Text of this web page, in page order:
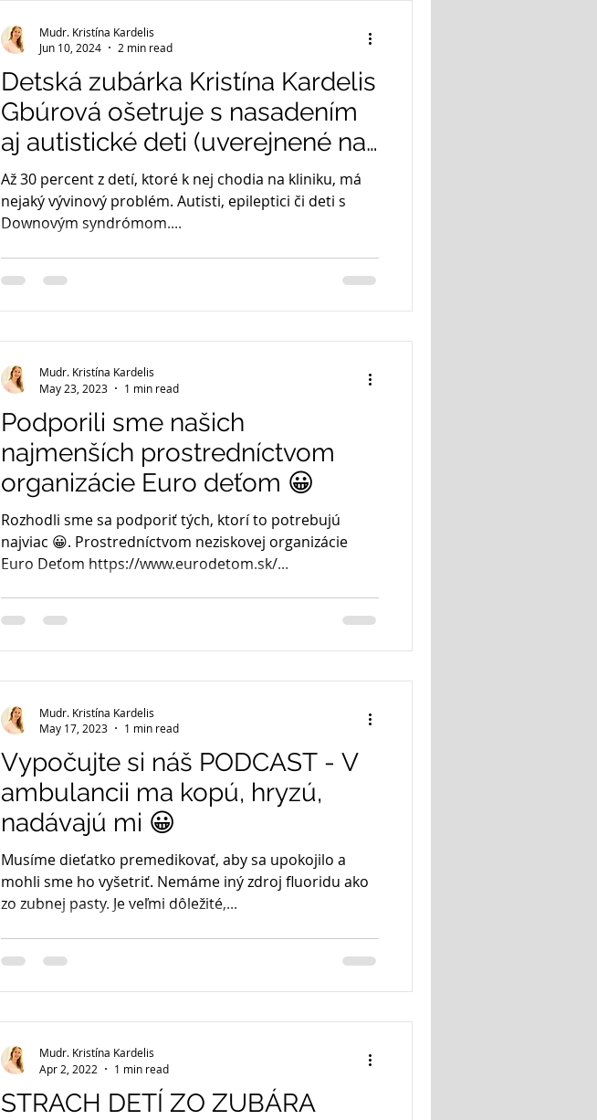
Detská zubárka Kristína Kardelis
Gbúrová ošetruje s nasadením
aj autistické deti (uverejnené na
zenyv meste.sk)
Až 30 percent z detí, ktoré k nej chodia na kliniku, má
nejaký vývinový problém. Autisti, epileptici či deti s
Downovým syndrómom....
Mudr. Kristína Kardelis
Jun 10, 2024
2 min read
Podporili sme našich
najmenších prostredníctvom
organizácie Euro deťom 😀
Rozhodli sme sa podporiť tých, ktorí to potrebujú
najviac 😀. Prostredníctvom neziskovej organizácie
Euro Deťom https://www.eurodetom.sk/...
Mudr. Kristína Kardelis
May 23, 2023
1 min read
Vypočujte si náš PODCAST - V
ambulancii ma kopú, hryzú,
nadávajú mi 😀
Musíme dieťatko premedikovať, aby sa upokojilo a
mohli sme ho vyšetriť. Nemáme iný zdroj fluoridu ako
zo zubnej pasty. Je veľmi dôležité,...
Mudr. Kristína Kardelis
May 17, 2023
1 min read
STRACH DETÍ ZO ZUBÁRA
Mudr. Kristína Kardelis
Apr 2, 2022
1 min read